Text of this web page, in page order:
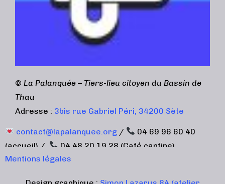
© La Palanquée – Tiers-lieu citoyen du Bassin de
Thau
Adresse : 3bis rue Gabriel Péri, 34200 Sète
contact@lapalanquee.org /
04 69 96 60 40
(accueil) /
04 48 20 19 28 (Café cantine)
Mentions légales